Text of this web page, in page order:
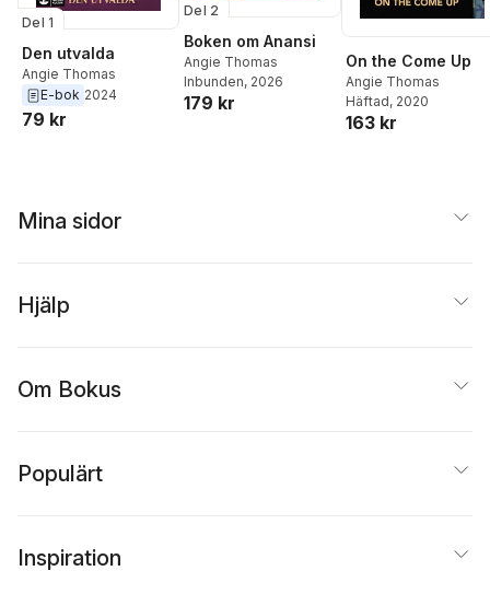
Del 1
Den utvalda
Angie Thomas
E-bok 2024
79 kr
Del 2
Boken om Anansi
Angie Thomas
Inbunden, 2026
179 kr
On the Come Up
Angie Thomas
Häftad, 2020
163 kr
Mina sidor
Hjälp
Om Bokus
Populärt
Inspiration